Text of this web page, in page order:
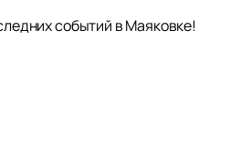
событий в Маяковке!